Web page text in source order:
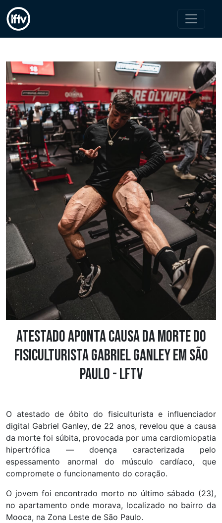
Atestado aponta causa da morte do
fisiculturista Gabriel Ganley em São
Paulo - LFTV
O atestado de óbito do fisiculturista e influenciador
digital Gabriel Ganley, de 22 anos, revelou que a causa
da morte foi súbita, provocada por uma cardiomiopatia
hipertrófica — doença caracterizada pelo
espessamento anormal do músculo cardíaco, que
compromete o funcionamento do coração.
O jovem foi encontrado morto no último sábado (23),
no apartamento onde morava, localizado no bairro da
Mooca, na Zona Leste de São Paulo.